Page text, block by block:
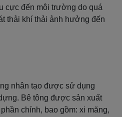
cực đến môi trường do quá
thải khí thải ảnh hưởng đến
nhân tạo được sử dụng
Bê tông được sản xuất
chính, bao gồm: xi măng,